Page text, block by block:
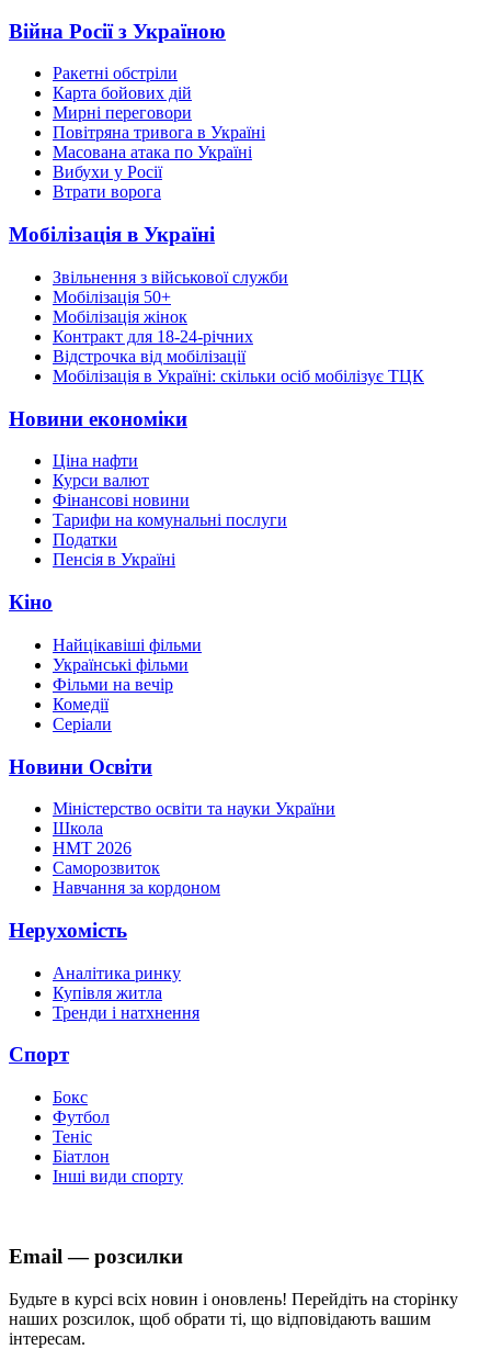
Війна Росії з Україною
Ракетні обстріли
Карта бойових дій
Мирні переговори
Повітряна тривога в Україні
Масована атака по Україні
Вибухи у Росії
Втрати ворога
Мобілізація в Україні
Звільнення з військової служби
Мобілізація 50+
Мобілізація жінок
Контракт для 18-24-річних
Відстрочка від мобілізації
Мобілізація в Україні: скільки осіб мобілізує ТЦК
Новини економіки
Ціна нафти
Курси валют
Фінансові новини
Тарифи на комунальні послуги
Податки
Пенсія в Україні
Кіно
Найцікавіші фільми
Українські фільми
Фільми на вечір
Комедії
Серіали
Новини Освіти
Міністерство освіти та науки України
Школа
НМТ 2026
Саморозвиток
Навчання за кордоном
Нерухомість
Аналітика ринку
Купівля житла
Тренди і натхнення
Спорт
Бокс
Футбол
Теніс
Біатлон
Інші види спорту
Email — розсилки
Будьте в курсі всіх новин і оновлень! Перейдіть на сторінку
наших розсилок, щоб обрати ті, що відповідають вашим
інтересам.